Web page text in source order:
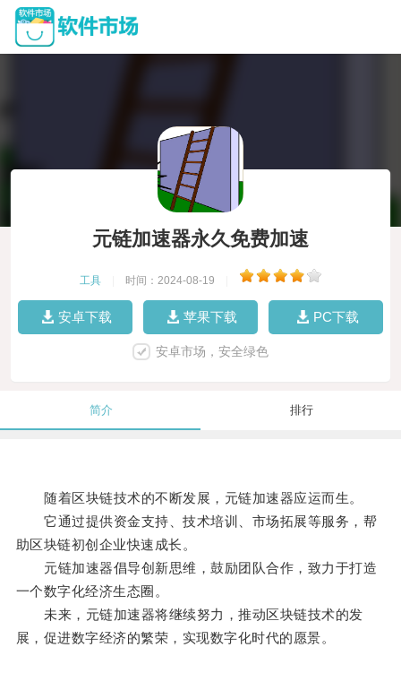
元链加速器永久免费加速
工具 时间：2024-08-19
安卓下载 苹果下载 PC下载
安卓市场，安全绿色
简介 排行
随着区块链技术的不断发展，元链加速器应运而生。
它通过提供资金支持、技术培训、市场拓展等服务，帮
助区块链初创企业快速成长。
元链加速器倡导创新思维，鼓励团队合作，致力于打造
一个数字化经济生态圈。
未来，元链加速器将继续努力，推动区块链技术的发
展，促进数字经济的繁荣，实现数字化时代的愿景。